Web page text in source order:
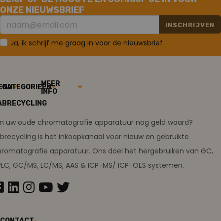
ONZE NIEUWSBRIEF
INSCHRIJVEN
Ja, ik schrijf me graag in voor de nieuwsbrief
CATEGORIEËNMEER
INFO
uw oude chromatografie apparatuur nog geld waard?
is het inkoopkanaal voor nieuw en gebruikte
apparatuur. Ons doel het hergebruiken van GC,
GC/MS, LC/MS, AAS & ICP-MS/ ICP-OES systemen.